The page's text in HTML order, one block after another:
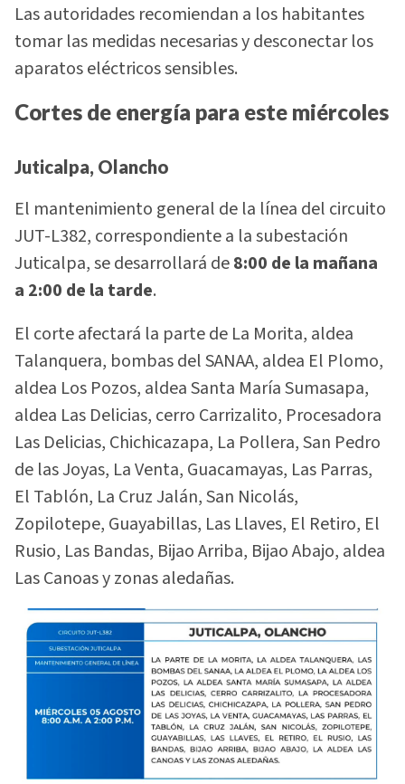
Las autoridades recomiendan a los habitantes
tomar las medidas necesarias y desconectar los
aparatos eléctricos sensibles.
Cortes de energía para este miércoles
Juticalpa, Olancho
El mantenimiento general de la línea del circuito
JUT-L382, correspondiente a la subestación
Juticalpa, se desarrollará de8:00 de la mañana
a 2:00 de la tarde.
El corte afectará la parte de La Morita, aldea
Talanquera, bombas del SANAA, aldea El Plomo,
aldea Los Pozos, aldea Santa María Sumasapa,
aldea Las Delicias, cerro Carrizalito, Procesadora
Las Delicias, Chichicazapa, La Pollera, San Pedro
de las Joyas, La Venta, Guacamayas, Las Parras,
El Tablón, La Cruz Jalán, San Nicolás,
Zopilotepe, Guayabillas, Las Llaves, El Retiro, El
Rusio, Las Bandas, Bijao Arriba, Bijao Abajo, aldea
Las Canoas y zonas aledañas.